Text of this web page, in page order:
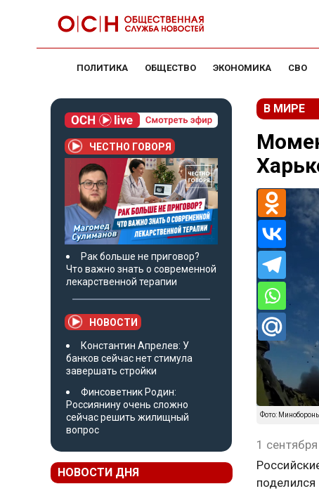
ПОЛИТИКА ОБЩЕСТВО ЭКОНОМИКА СВО
ЧЕСТНО ГОВОРЯ
Рак больше не приговор?
Что важно знать о современной
лекарственной терапии
НОВОСТИ
Константин Апрелев: У
банков сейчас нет стимула
завершать стройки
Финсоветник Родин:
Россиянину очень сложно
сейчас решить жилищный
вопрос
НОВОСТИ ДНЯ
В МИРЕ
Фото:
1